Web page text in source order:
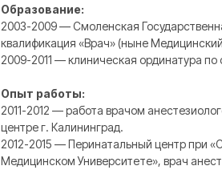
Образование:
2003-2009 — Смоленская
квалификация «Врач» (ныне
2009-2011 — клиническая ординатура
Опыт работы:
2011-2012 — работа врачом
центре г. Калининград.
2012-2015 — Перинатальный центр при
Медицинском Университете», врач